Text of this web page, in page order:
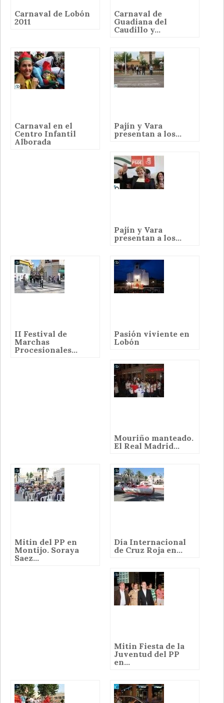
Carnaval de Lobón
2011
Carnaval de
Guadiana del
Caudillo y...
Carnaval en el
Centro Infantil
Alborada
Pajín y Vara
presentan a los...
Pajín y Vara
presentan a los...
II Festival de
Marchas
Procesionales...
Pasión viviente en
Lobón
Mouriño manteado.
El Real Madrid...
Mitin del PP en
Montijo. Soraya
Saez...
Día Internacional
de Cruz Roja en...
Mitin Fiesta de la
Juventud del PP
en...